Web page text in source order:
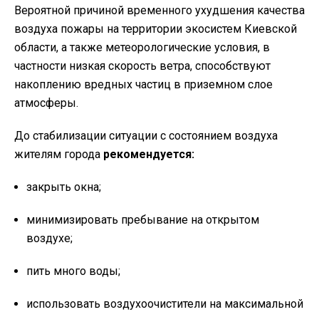
Вероятной причиной временного ухудшения качества
воздуха пожары на территории экосистем Киевской
области, а также метеорологические условия, в
частности низкая скорость ветра, способствуют
накоплению вредных частиц в приземном слое
атмосферы.
До стабилизации ситуации с состоянием воздуха
жителям города рекомендуется:
закрыть окна;
минимизировать пребывание на открытом
воздухе;
пить много воды;
использовать воздухоочистители на максимальной